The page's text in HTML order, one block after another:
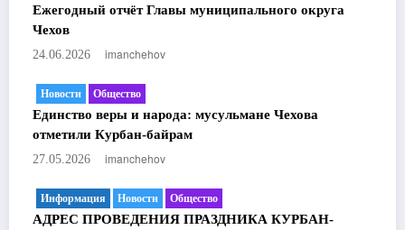
Ежегодный отчёт Главы муниципального округа
Чехов
24.06.2026 imanchehov
Новости Общество
Единство веры и народа: мусульмане Чехова
отметили Курбан-байрам
27.05.2026 imanchehov
Информация Новости Общество
АДРЕС ПРОВЕДЕНИЯ ПРАЗДНИКА КУРБАН-